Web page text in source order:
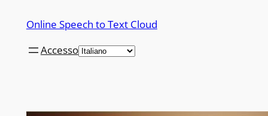
Online Speech to Text Cloud
Accesso